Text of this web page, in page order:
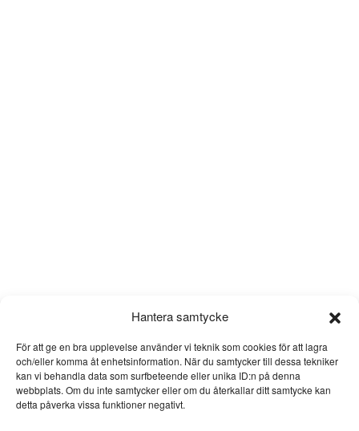
Hantera samtycke
För att ge en bra upplevelse använder vi teknik som cookies för att lagra
och/eller komma åt enhetsinformation. När du samtycker till dessa tekniker
kan vi behandla data som surfbeteende eller unika ID:n på denna
webbplats. Om du inte samtycker eller om du återkallar ditt samtycke kan
detta påverka vissa funktioner negativt.